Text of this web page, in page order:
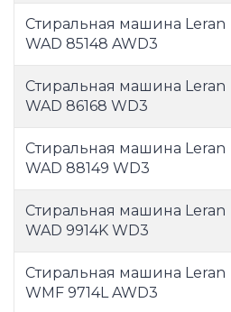
Стиральная машина Leran
WAD 85148 AWD3
Стиральная машина Leran
WAD 86168 WD3
Стиральная машина Leran
WAD 88149 WD3
Стиральная машина Leran
WAD 9914K WD3
Стиральная машина Leran
WMF 9714L AWD3